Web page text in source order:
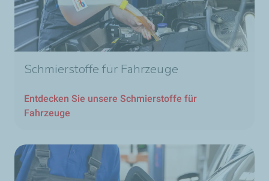
Schmierstoffe für Fahrzeuge
Entdecken Sie unsere Schmierstoffe für
Fahrzeuge